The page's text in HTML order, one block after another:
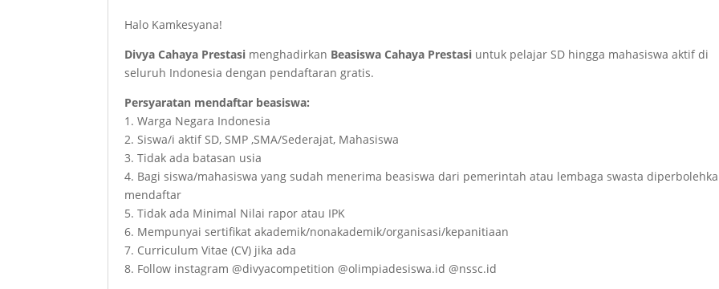
Halo Kamkesyana!
Divya Cahaya Prestasi menghadirkan Beasiswa Cahaya Prestasi untuk pelajar SD hingga mahasiswa aktif di
seluruh Indonesia dengan pendaftaran gratis.
Persyaratan mendaftar beasiswa:
1. Warga Negara Indonesia
2. Siswa/i aktif SD, SMP ,SMA/Sederajat, Mahasiswa
3. Tidak ada batasan usia
4. Bagi siswa/mahasiswa yang sudah menerima beasiswa dari pemerintah atau lembaga swasta
mendaftar
5. Tidak ada Minimal Nilai rapor atau IPK
6. Mempunyai sertifikat akademik/nonakademik/organisasi/kepanitiaan
7. Curriculum Vitae (CV) jika ada
8. Follow instagram @divyacompetition @olimpiadesiswa.id @nssc.id